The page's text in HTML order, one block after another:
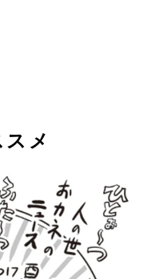
ポジティブ行動があ
メ